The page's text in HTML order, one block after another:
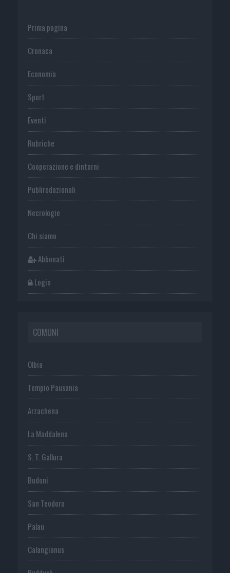
Prima pagina
Cronaca
Economia
Sport
Eventi
Rubriche
Cooperazione e dintorni
Publiredazionali
Necrologie
Chi siamo
Abbonati
Login
COMUNI
Olbia
Tempio Pausania
Arzachena
La Maddalena
S. T. Gallura
Budoni
San Teodoro
Palau
Calangianus